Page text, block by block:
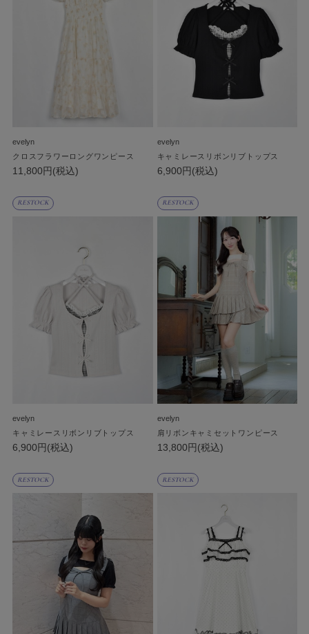
evelyn
クロスフラワーロングワンピース
11,800円(税込)
evelyn
キャミレースリボンリブトップス
6,900円(税込)
RESTOCK
evelyn
キャミレースリボンリブトップス
6,900円(税込)
RESTOCK
evelyn
肩リボンキャミセットワンピース
13,800円(税込)
RESTOCK RESTOCK